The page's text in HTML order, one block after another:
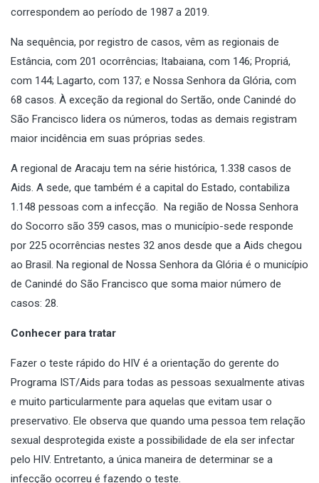
correspondem ao período de 1987 a 2019.
Na sequência, por registro de casos, vêm as regionais de
Estância, com 201 ocorrências; Itabaiana, com 146; Propriá,
com 144; Lagarto, com 137; e Nossa Senhora da Glória, com
68 casos. À exceção da regional do Sertão, onde Canindé do
São Francisco lidera os números, todas as demais registram
maior incidência em suas próprias sedes.
A regional de Aracaju tem na série histórica, 1.338 casos de
Aids. A sede, que também é a capital do Estado, contabiliza
1.148 pessoas com a infecção. Na região de Nossa Senhora
do Socorro são 359 casos, mas o município-sede responde
por 225 ocorrências nestes 32 anos desde que a Aids chegou
ao Brasil. Na regional de Nossa Senhora da Glória é o município
de Canindé do São Francisco que soma maior número de
casos: 28.
Conhecer para tratar
Fazer o teste rápido do HIV é a orientação do gerente do
Programa IST/Aids para todas as pessoas sexualmente ativas
e muito particularmente para aquelas que evitam usar o
preservativo. Ele observa que quando uma pessoa tem relação
sexual desprotegida existe a possibilidade de ela ser infectar
pelo HIV. Entretanto, a única maneira de determinar se a
infecção ocorreu é fazendo o teste.